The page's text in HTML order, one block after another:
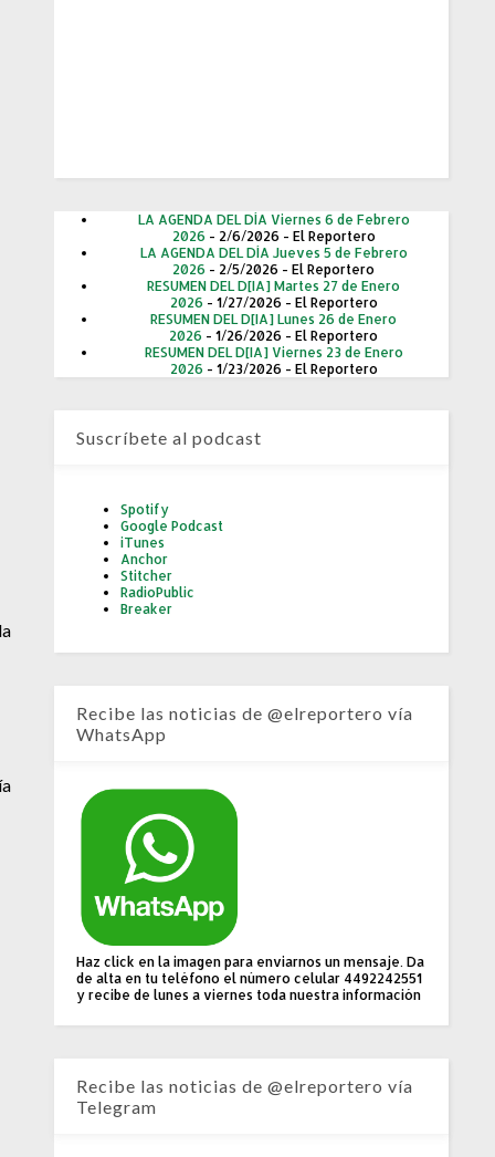
LA AGENDA DEL DÍA Viernes 6 de Febrero
2026 - 2/6/2026 - El Reportero
LA AGENDA DEL DÍA Jueves 5 de Febrero
2026 - 2/5/2026 - El Reportero
RESUMEN DEL D[IA] Martes 27 de Enero
2026 - 1/27/2026 - El Reportero
RESUMEN DEL D[IA] Lunes 26 de Enero
2026 - 1/26/2026 - El Reportero
RESUMEN DEL D[IA] Viernes 23 de Enero
2026 - 1/23/2026 - El Reportero
Suscríbete al podcast
Spotify
Google Podcast
iTunes
Anchor
Stitcher
RadioPublic
Breaker
Recibe las noticias de @elreportero vía
WhatsApp
Haz click en la imagen para enviarnos un mensaje. Da
de alta en tu teléfono el número celular 4492242551
y recibe de lunes a viernes toda nuestra información
Recibe las noticias de @elreportero vía
Telegram